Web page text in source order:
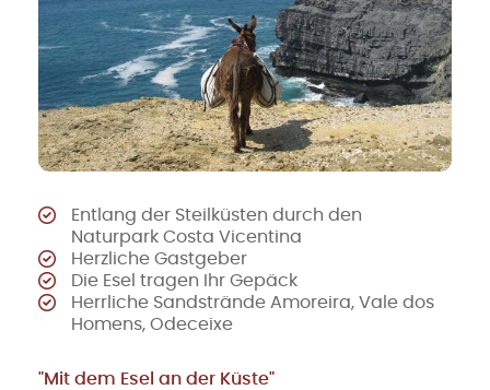
Entlang der Steilküsten durch den
Naturpark Costa Vicentina
Herzliche Gastgeber
Die Esel tragen Ihr Gepäck
Herrliche Sandstrände Amoreira, Vale dos
Homens, Odeceixe
"Mit dem Esel an der Küste"